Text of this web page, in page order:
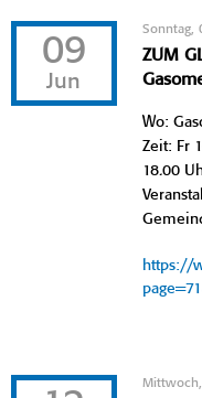
09
Jun
Sonntag,
ZUM
Wo:
Zeit: Fr
18.00
https://